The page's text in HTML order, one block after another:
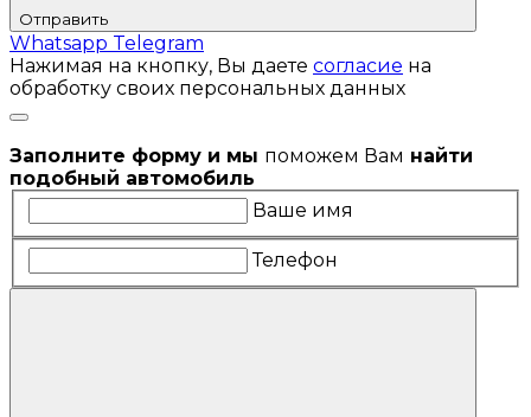
Отправить
Whatsapp Telegram
Нажимая на кнопку, Вы даете согласие на
обработку своих персональных данных
Заполните форму и мы поможем Вам найти
подобный автомобиль
Ваше имя
Телефон